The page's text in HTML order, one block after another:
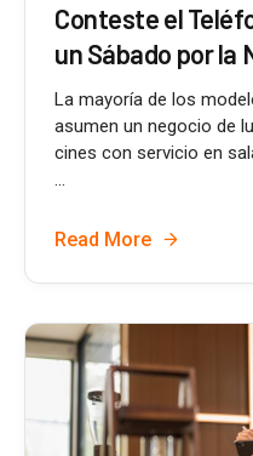
Conteste el
un Sábado por la
La mayoría de los
asumen un negocio de
cines con servicio en
...
Read More